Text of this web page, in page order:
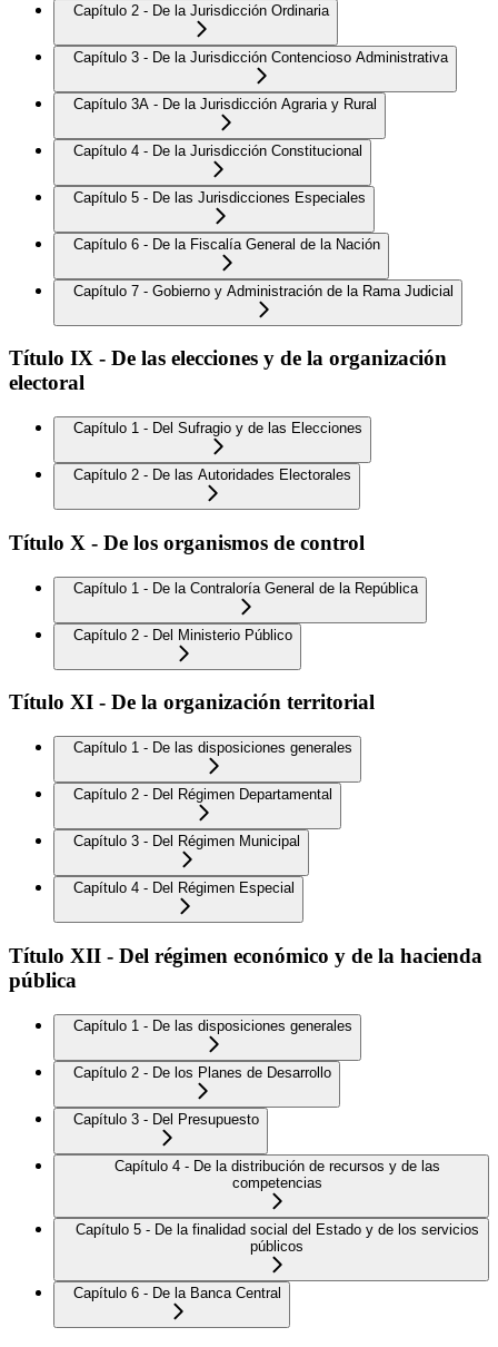
Capítulo 2 - De la Jurisdicción Ordinaria
Capítulo 3 - De la Jurisdicción Contencioso Administrativa
Capítulo 3A - De la Jurisdicción Agraria y Rural
Capítulo 4 - De la Jurisdicción Constitucional
Capítulo 5 - De las Jurisdicciones Especiales
Capítulo 6 - De la Fiscalía General de la Nación
Capítulo 7 - Gobierno y Administración de la Rama Judicial
Título IX - De las elecciones y de la organización
electoral
Capítulo 1 - Del Sufragio y de las Elecciones
Capítulo 2 - De las Autoridades Electorales
Título X - De los organismos de control
Capítulo 1 - De la Contraloría General de la República
Capítulo 2 - Del Ministerio Público
Título XI - De la organización territorial
Capítulo 1 - De las disposiciones generales
Capítulo 2 - Del Régimen Departamental
Capítulo 3 - Del Régimen Municipal
Capítulo 4 - Del Régimen Especial
Título XII - Del régimen económico y de la hacienda
pública
Capítulo 1 - De las disposiciones generales
Capítulo 2 - De los Planes de Desarrollo
Capítulo 3 - Del Presupuesto
Capítulo 4 - De la distribución de recursos y de las
competencias
Capítulo 5 - De la finalidad social del Estado y de los servicios
públicos
Capítulo 6 - De la Banca Central